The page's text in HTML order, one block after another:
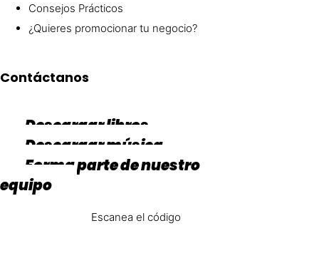
Consejos Prácticos
¿Quieres promocionar tu negocio?
Contáctanos
Descargar libros
Descargar música
Forma parte de nuestro
equipo
Escanea el código